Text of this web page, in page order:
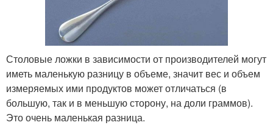
Столовые ложки в зависимости от производителей могут
иметь маленькую разницу в объеме, значит вес и объем
измеряемых ими продуктов может отличаться (в
большую, так и в меньшую сторону, на доли граммов).
Это очень маленькая разница.